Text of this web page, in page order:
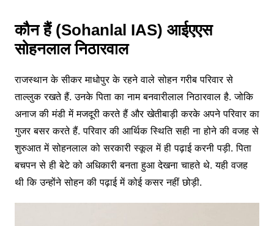
कौन हैं (Sohanlal IAS) आईएएस
सोहनलाल निठारवाल
राजस्थान के सीकर माधोपुर के रहने वाले सोहन गरीब परिवार से
ताल्लुक रखते हैं. उनके पिता का नाम बनवारीलाल निठारवाल है. जोकि
अनाज की मंडी में मजदूरी करते हैं और खेतीबाड़ी करके अपने परिवार का
गुजर बसर करते हैं. परिवार की आर्थिक स्थिति सही ना होने की वजह से
शुरुआत में सोहनलाल को सरकारी स्कूल में ही पढ़ाई करनी पड़ी. पिता
बचपन से ही बेटे को अधिकारी बनता हुआ देखना चाहते थे. यही वजह
थी कि उन्होंने सोहन की पढ़ाई में कोई कसर नहीं छोड़ी.